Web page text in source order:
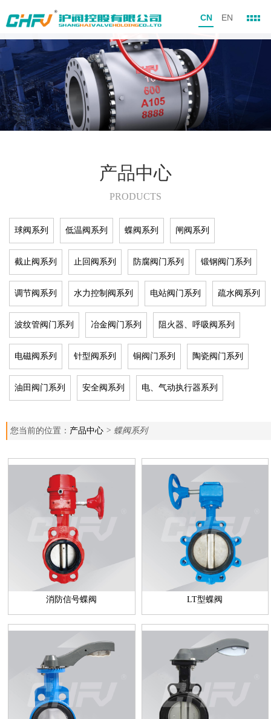
CN EN
产品中心
PRODUCTS
球阀系列 低温阀系列 蝶阀系列 闸阀系列
截止阀系列 止回阀系列 防腐阀门系列 锻钢阀门系列
调节阀系列 水力控制阀系列 电站阀门系列 疏水阀系列
波纹管阀门系列 冶金阀门系列 阻火器、呼吸阀系列
电磁阀系列 针型阀系列 铜阀门系列 陶瓷阀门系列
油田阀门系列 安全阀系列 电、气动执行器系列
您当前的位置： 产品中心 > 蝶阀系列
消防信号蝶阀 LT型蝶阀